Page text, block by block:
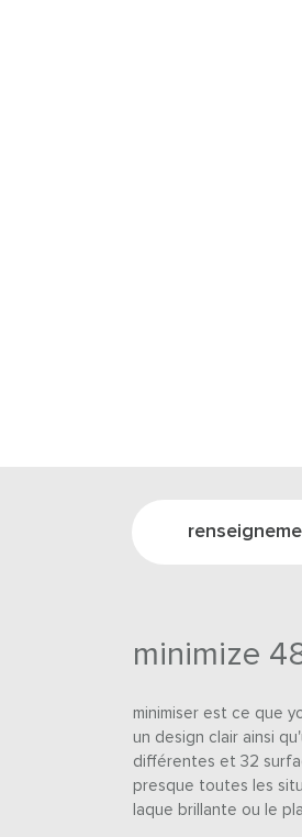
minimize
minimiser est ce que
un design clair ainsi
différentes et 32
presque toutes les
laque brillante ou le